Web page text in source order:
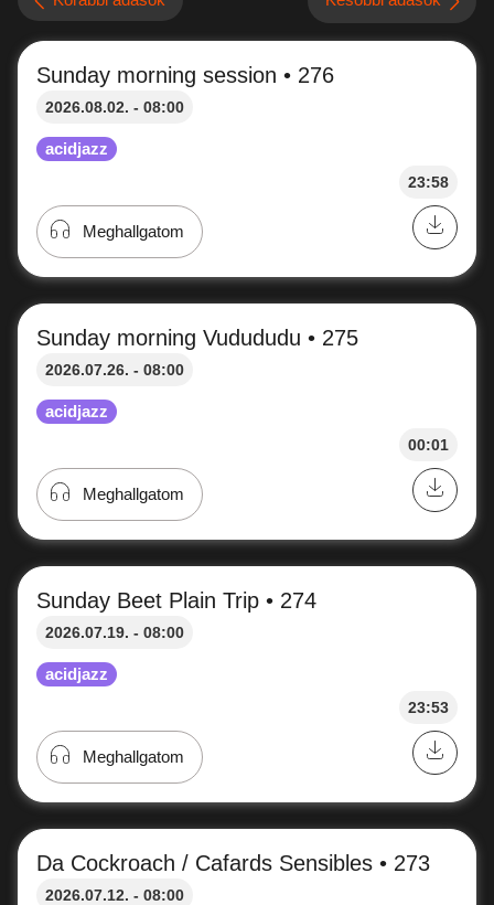
Sunday morning session • 276
2026.08.02. - 08:00
acidjazz
23:58
Meghallgatom
Sunday morning Vudududu • 275
2026.07.26. - 08:00
acidjazz
00:01
Meghallgatom
Sunday Beet Plain Trip • 274
2026.07.19. - 08:00
acidjazz
23:53
Meghallgatom
Da Cockroach / Cafards Sensibles • 273
2026.07.12. - 08:00